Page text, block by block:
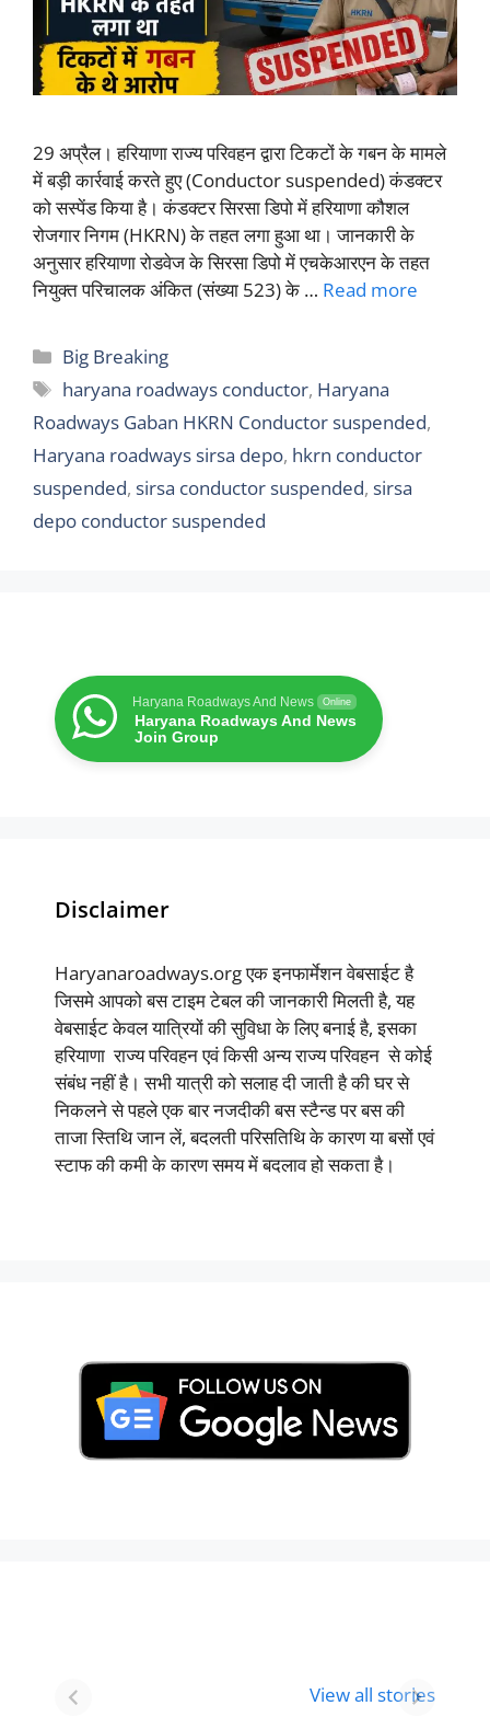
29 अप्रैल। हरियाणा राज्य परिवहन द्वारा टिकटों के गबन के मामले
में बड़ी कार्रवाई करते हुए (Conductor suspended) कंडक्टर
को सस्पेंड किया है। कंडक्टर सिरसा डिपो में हरियाणा कौशल
रोजगार निगम (HKRN) के तहत लगा हुआ था। जानकारी के
अनुसार हरियाणा रोडवेज के सिरसा डिपो में एचकेआरएन के तहत
नियुक्त परिचालक अंकित (संख्या 523) के … Read more
Categories
Big Breaking
Tags
haryana roadways conductor, Haryana
Roadways Gaban HKRN Conductor suspended,
Haryana roadways sirsa depo, hkrn conductor
suspended, sirsa conductor suspended, sirsa
depo conductor suspended
Haryana Roadways And News Online
Haryana Roadways And News
Join Group
Disclaimer
Haryanaroadways.org एक इनफार्मेशन वेबसाईट है
जिसमे आपको बस टाइम टेबल की जानकारी मिलती है, यह
वेबसाईट केवल यात्रियों की सुविधा के लिए बनाई है, इसका
हरियाणा राज्य परिवहन एवं किसी अन्य राज्य परिवहन से कोई
संबंध नहीं है। सभी यात्री को सलाह दी जाती है की घर से
निकलने से पहले एक बार नजदीकी बस स्टैन्ड पर बस की
ताजा स्तिथि जान लें, बदलती परिसतिथि के कारण या बसों एवं
स्टाफ की कमी के कारण समय में बदलाव हो सकता है।
View all stories
Visit In
Holi